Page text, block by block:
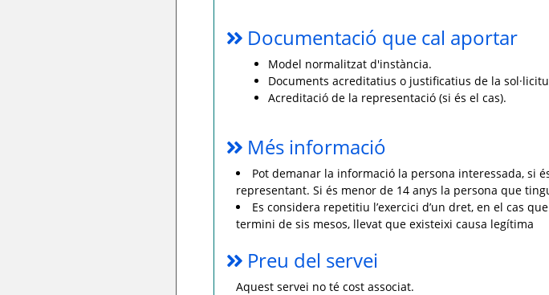
Documentació que cal aportar
Model normalitzat d'instància.
Documents acreditatius o justificatius de la
Acreditació de la representació (si és el cas).
Més informació
Pot demanar la informació la persona interessada, si
representant. Si és menor de 14 anys la persona que
Es considera repetitiu l’exercici d’un dret, en el cas
termini de sis mesos, llevat que existeixi causa legítima
Preu del servei
Aquest servei no té cost associat.